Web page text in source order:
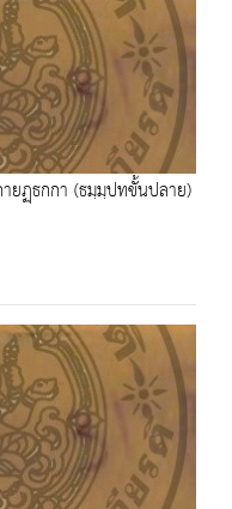
ฏฺธกกา (ธมฺมฺปทขั้นปลาย)